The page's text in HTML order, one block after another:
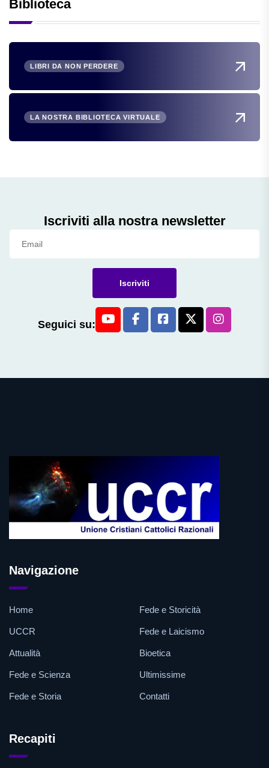
Biblioteca
LIBRI DA NON PERDERE
LA NOSTRA BIBLIOTECA VIRTUALE
Iscriviti alla nostra newsletter
Iscriviti
Seguici su:
Navigazione
Home
UCCR
Attualità
Fede e Scienza
Fede e Storia
Fede e Storicità
Fede e Laicismo
Bioetica
Ultimissime
Contatti
Recapiti